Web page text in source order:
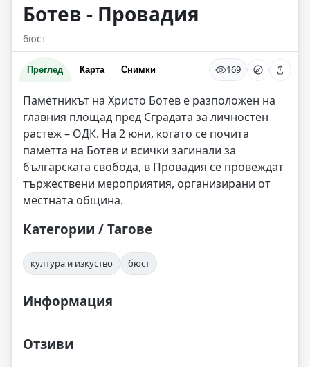
Ботев - Провадия
бюст
Преглед Карта Снимки 169
Паметникът на Христо Ботев е разположен на
главния площад пред Сградата за личностен
растеж – ОДК. На 2 юни, когато се почита
паметта на Ботев и всички загинали за
българската свобода, в Провадия се провеждат
тържествени мероприятия, организирани от
местната община.
Категории / Тагове
култура и изкуство бюст
Информация
Отзиви